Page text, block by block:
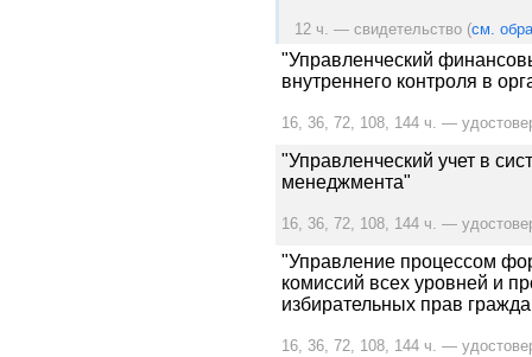
12 ч. — свидетельство (см.
"Управленческий
внутреннего контроля в
16, 36, 72, 108, 144 ч. —
"Управленческий учет в
менеджмента"
16, 36, 72, 108, 144 ч. —
"Управление процессом
комиссий всех уровней и
избирательных прав
16, 36, 72, 108, 144 ч. —